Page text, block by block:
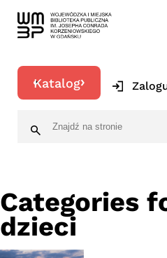
Katalog
Categories
dzieci